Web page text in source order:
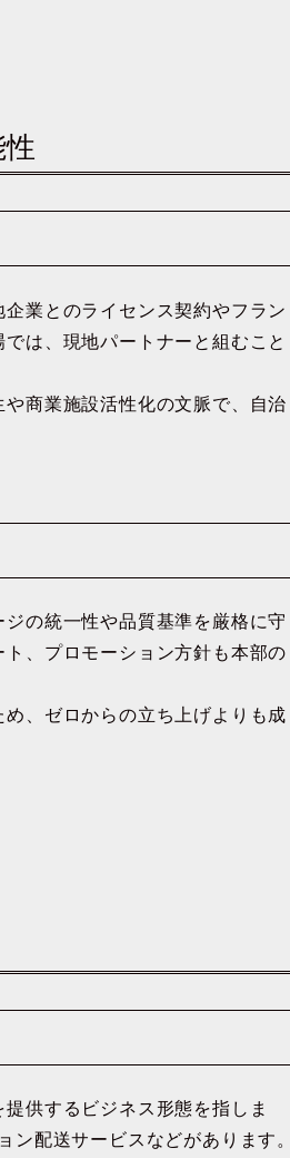
業とのライセンス契約やフラン
は、現地パートナーと組むこと
商業施設活性化の文脈で、自治
の統一性や品質基準を厳格に守
、プロモーション方針も本部の
、ゼロからの立ち上げよりも成
供するビジネス形態を指しま
配送サービスなどがあります。